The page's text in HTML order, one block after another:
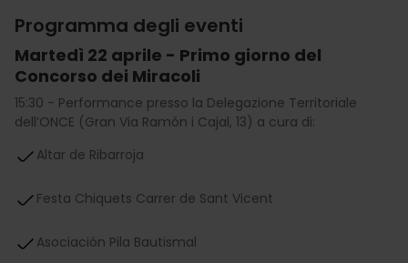
Programma degli eventi
Martedì 22 aprile - Primo giorno del
Concorso dei Miracoli
15:30 - Performance presso la Delegazione Territoriale
dell’ONCE (Gran Via Ramón i Cajal, 13) a cura di:
Altar de Ribarroja
Festa Chiquets Carrer de Sant Vicent
Asociación Pila Bautismal